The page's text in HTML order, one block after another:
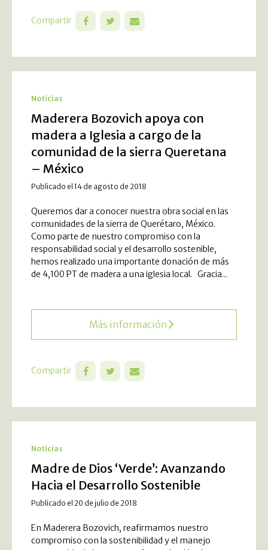
Compartir
Noticias
Maderera Bozovich apoya con
madera a Iglesia a cargo de la
comunidad de la sierra Queretana
– México
Publicado el 14 de agosto de 2018
Queremos dar a conocer nuestra obra social en las
comunidades de la sierra de Querétaro, México.
Como parte de nuestro compromiso con la
responsabilidad social y el desarrollo sostenible,
hemos realizado una importante donación de más
de 4,100 PT de madera a una iglesia local. Gracia...
Más información
Compartir
Noticias
Madre de Dios ‘Verde’: Avanzando
Hacia el Desarrollo Sostenible
Publicado el 20 de julio de 2018
En Maderera Bozovich, reafirmamos nuestro
compromiso con la sostenibilidad y el manejo